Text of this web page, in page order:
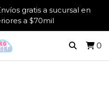
gratis a sucursal en
a $70mil
0